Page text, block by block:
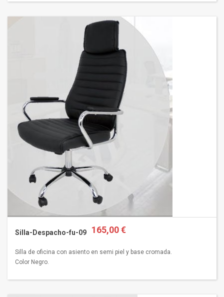
Silla-Despacho-fu-09 165,00 €
Silla de oficina con asiento en semi piel y base cromada.
Color Negro.